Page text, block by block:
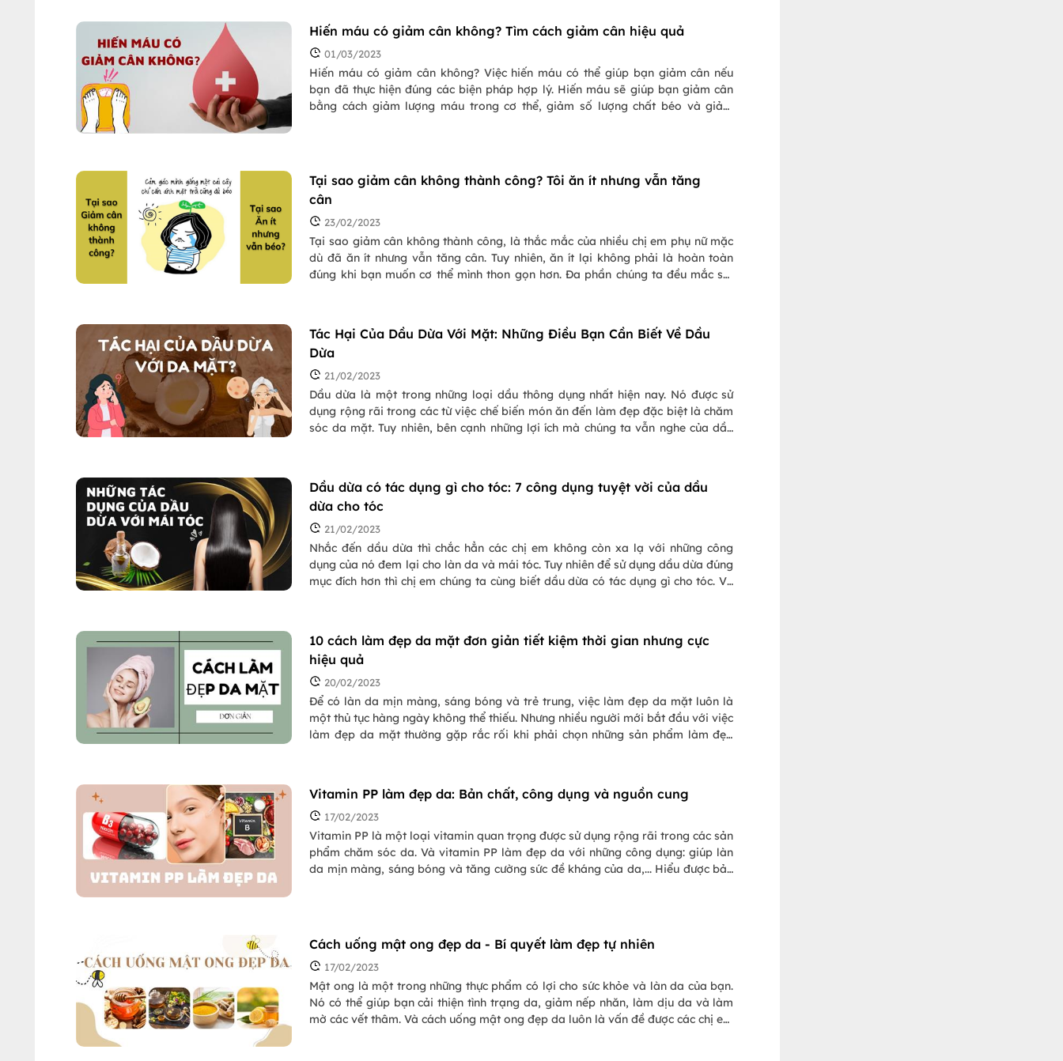
đơn bữa sáng cho người giảm cân của PasGo ngay hôm nay để bắt đầu chế độ
ăn uống hợp lý và giảm cân hiệu quả!
Hiến máu có giảm cân không? Tìm cách giảm cân hiệu quả
01/03/2023
Hiến máu có giảm cân không? Việc hiến máu có thể giúp bạn giảm cân nếu
bạn đã thực hiện đúng các biện pháp hợp lý. Hiến máu sẽ giúp bạn giảm cân
bằng cách giảm lượng máu trong cơ thể, giảm số lượng chất béo và giảm
có giảm cân không và cách giảm cân an toàn.
Tại sao giảm cân không thành công? Tôi ăn ít nhưng vẫn tăng
cân
23/02/2023
Tại sao giảm cân không thành công, là thắc mắc của nhiều chị em phụ nữ mặc
dù đã ăn ít nhưng vẫn tăng cân. Tuy nhiên, ăn ít lại không phải là hoàn toàn
đúng khi bạn muốn cơ thể mình thon gọn hơn. Đa phần chúng ta đều mắc sai
Tác Hại Của Dầu Dừa Với Mặt: Những Điều Bạn Cần Biết Về Dầu
Dừa
21/02/2023
Dầu dừa là một trong những loại dầu thông dụng nhất hiện nay. Nó được sử
dụng rộng rãi trong các từ việc chế biến món ăn đến làm đẹp đặc biệt là chăm
sóc da mặt. Tuy nhiên, bên cạnh những lợi ích mà chúng ta vẫn nghe của dầu
xem có nên sử dụng dầu dừa trong liệu trình chăm sóc da của mình không nhé!
Dầu dừa có tác dụng gì cho tóc: 7 công dụng tuyệt vời của dầu
dừa cho tóc
21/02/2023
Nhắc đến dầu dừa thì chắc hẳn các chị em không còn xa lạ với những công
dụng của nó đem lại cho làn da và mái tóc. Tuy nhiên để sử dụng dầu dừa đúng
mục đích hơn thì chị em chúng ta cùng biết dầu dừa có tác dụng gì cho tóc. Và
10 cách làm đẹp da mặt đơn giản tiết kiệm thời gian nhưng cực
hiệu quả
20/02/2023
Để có làn da mịn màng, sáng bóng và trẻ trung, việc làm đẹp da mặt luôn là
một thủ tục hàng ngày không thể thiếu. Nhưng nhiều người mới bắt đầu với việc
làm đẹp da mặt thường gặp rắc rối khi phải chọn những sản phẩm làm đẹp
mà không tốn quá nhiều thời gian, chi phí.
Vitamin PP làm đẹp da: Bản chất, công dụng và nguồn cung
17/02/2023
Vitamin PP là một loại vitamin quan trọng được sử dụng rộng rãi trong các sản
phẩm chăm sóc da. Và vitamin PP làm đẹp da với những công dụng: giúp làn
da mịn màng, sáng bóng và tăng cường sức đề kháng của da,... Hiểu được bản
Cách uống mật ong đẹp da - Bí quyết làm đẹp tự nhiên
17/02/2023
Mật ong là một trong những thực phẩm có lợi cho sức khỏe và làn da của bạn.
Nó có thể giúp bạn cải thiện tình trạng da, giảm nếp nhăn, làm dịu da và làm
mờ các vết thâm. Và cách uống mật ong đẹp da luôn là vấn đề được các chị em